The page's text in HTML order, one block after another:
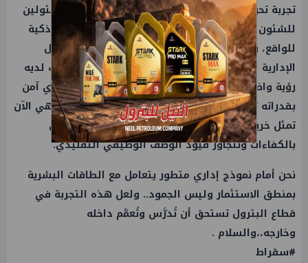
تجربة تحويل عدد من قيادات العلاقات العامة إلى مسئولين
للشئون الإدارية، لم تكن مجازفة بقدر ما كانت قراءة ذكية
للواقع، وقد كان قائدها السيد إبراهيم خطاب مسئول
الإدارية السابق بهيئة البترول والوزارة ، والذي كانت لديه
رؤية واضحة وثاقبة تجاه موظف العلاقات العامة ، الذي آمن
بقدراته ثم عمل على تغيير كريره لاحقاً ، هذه الرؤية هي الآن
تمثل خريطة طريق يجب أن تحتذي بها كل شركة تؤمن
بالكفاءات وتتجاوز قيود الوصف الوظيفي التقليدي.
نحن أمام نموذج إداري متطور يتعامل مع الطاقات البشرية
بمنطق الاستثمار وليس الجمود.. ولعل هذه التجربة في
قطاع البترول تستحق أن تُدرَّس وتُعمَّم داخله
وخارجه،،والسلام .
#سقراط